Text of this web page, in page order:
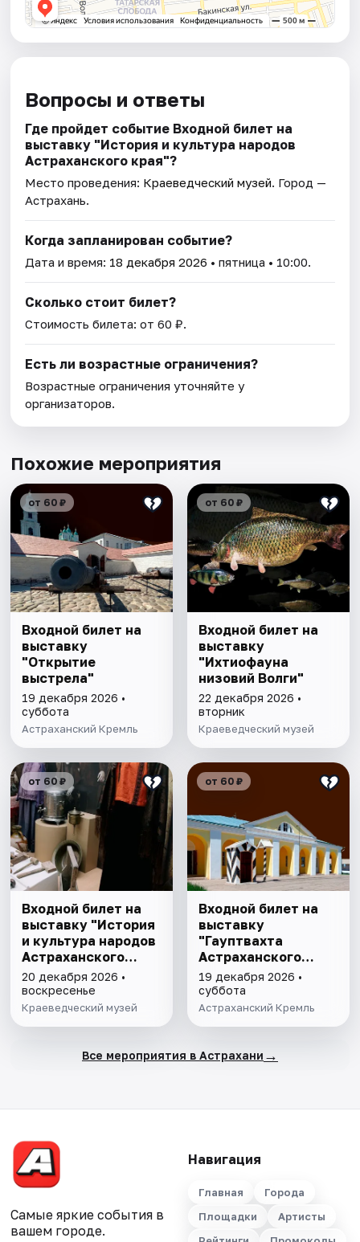
Вопросы и ответы
Где пройдет событие Входной билет на
выставку "История и культура народов
Астраханского края"?
Место проведения: Краеведческий музей. Город —
Астрахань.
Когда запланирован событие?
Дата и время: 18 декабря 2026 • пятница • 10:00.
Сколько стоит билет?
Стоимость билета: от 60 ₽.
Есть ли возрастные ограничения?
Возрастные ограничения уточняйте у
организаторов.
Похожие мероприятия
от 60 ₽
Входной билет на
выставку
"Открытие
выстрела"
19 декабря 2026 •
суббота
Астраханский Кремль
от 60 ₽
Входной билет на
выставку
"Ихтиофауна
низовий Волги"
22 декабря 2026 •
вторник
Краеведческий музей
от 60 ₽
Входной билет на
выставку "История
и культура народов
Астраханского
края"
20 декабря 2026 •
воскресенье
Краеведческий музей
от 60 ₽
Входной билет на
выставку
"Гауптвахта
Астраханского
гарнизона. XIX в."
19 декабря 2026 •
суббота
Астраханский Кремль
Все мероприятия в Астрахани →
Самые яркие события в
вашем городе.
Навигация
Главная
Города
Площадки
Артисты